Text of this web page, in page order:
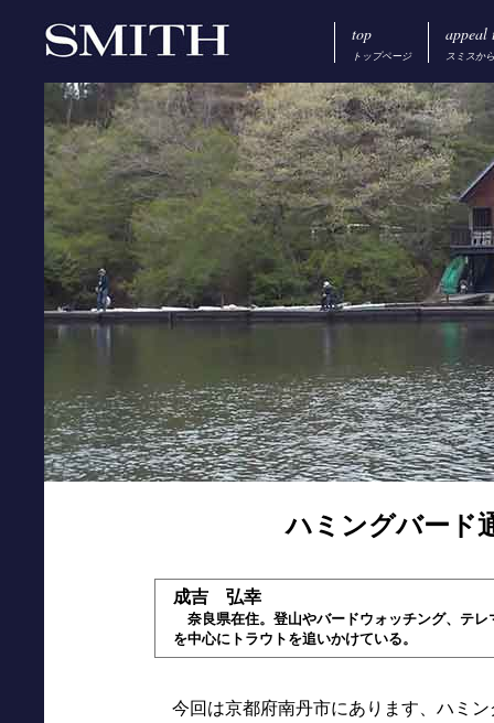
top
トップページ
appeal
スミスか
ハミングバード
成吉 弘幸
奈良県在住。登山やバードウォッチング、テ
を中心にトラウトを追いかけている。
今回は京都府南丹市にあります、ハミ